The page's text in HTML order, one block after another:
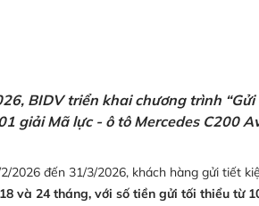
BIDV triển khai chương trình
giải Mã lực - ô tô Mercedes C200
2026 đến 31/3/2026, khách hàng gửi tiết
và 24 tháng, với số tiền gửi tối thiểu từ